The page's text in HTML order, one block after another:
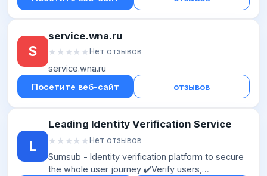
S
service.wna.ru
★★★★★
★★★★★ Нет отзывов
service.wna.ru
Посетите веб-сайт
отзывов
L
Leading Identity Verification Service
★★★★★
★★★★★ Нет отзывов
Sumsub - Identity verification platform to secure
the whole user journey ✔️Verify users,